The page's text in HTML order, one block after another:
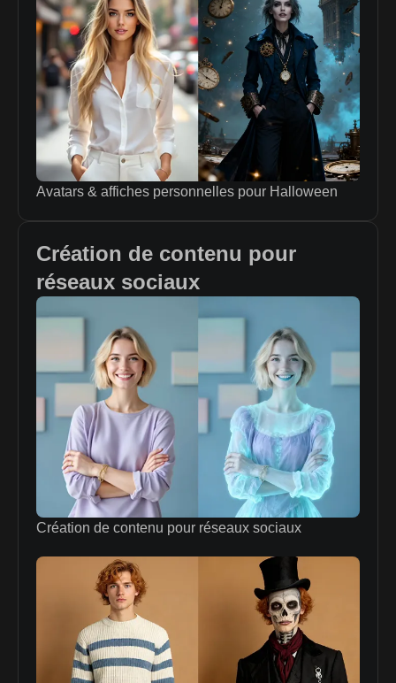
Avatars & affiches personnelles pour Halloween
Création de contenu pour
réseaux sociaux
Création de contenu pour réseaux sociaux